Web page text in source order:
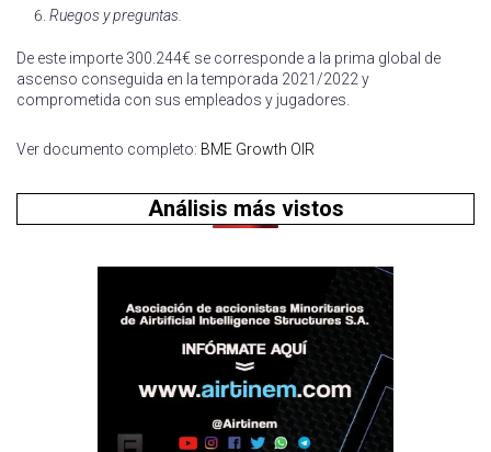
Ruegos y preguntas.
De este importe 300.244€ se corresponde a la prima global de
ascenso conseguida en la temporada 2021/2022 y
comprometida con sus empleados y jugadores.
Ver documento completo: BME Growth OIR
Análisis más vistos